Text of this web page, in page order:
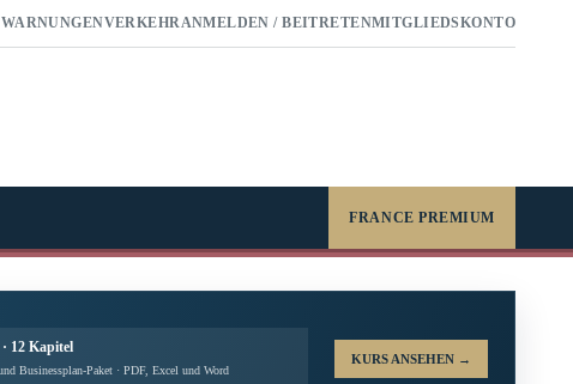
VERKEHRANMELDEN / BEITRETENMITGLIEDSKONTO
FRANCE PREMIUM
12 Kapitel
Businessplan-Paket · PDF, Excel und Word
KURS ANSEHEN →